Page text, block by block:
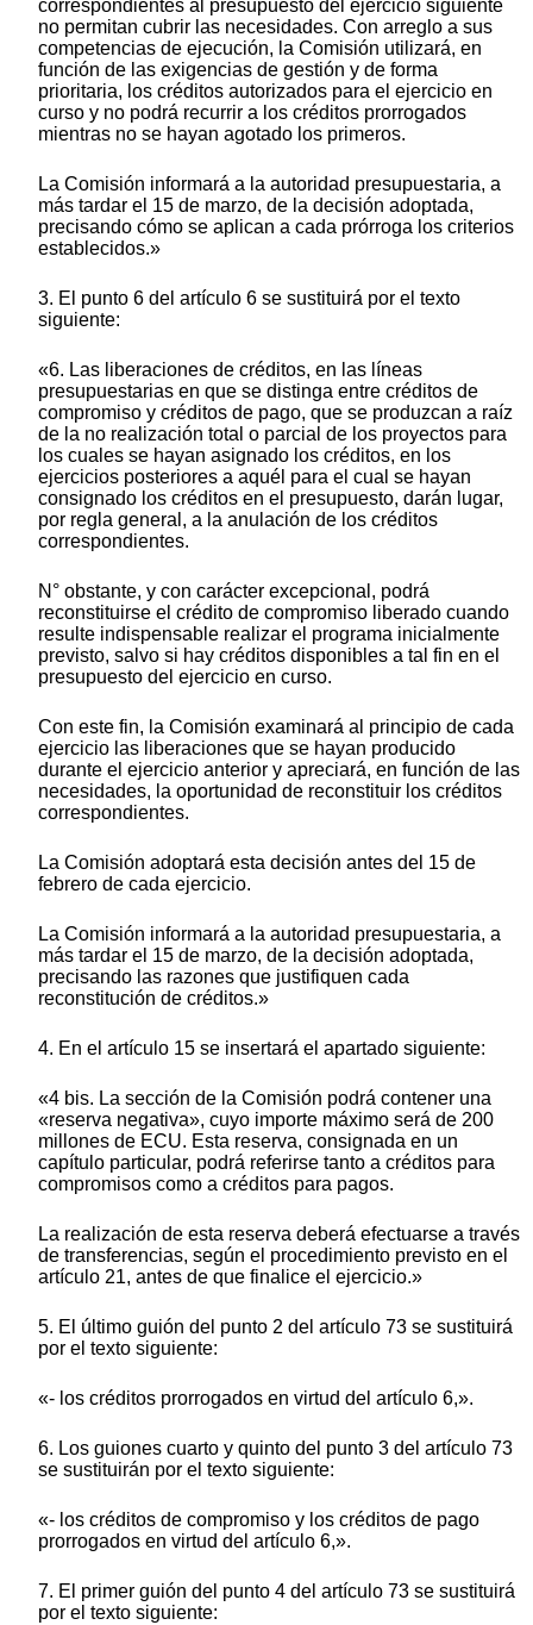
correspondientes al presupuesto del ejercicio siguiente
no permitan cubrir las necesidades. Con arreglo a sus
competencias de ejecución, la Comisión utilizará, en
función de las exigencias de gestión y de forma
prioritaria, los créditos autorizados para el ejercicio en
curso y no podrá recurrir a los créditos prorrogados
mientras no se hayan agotado los primeros.
La Comisión informará a la autoridad presupuestaria, a
más tardar el 15 de marzo, de la decisión adoptada,
precisando cómo se aplican a cada prórroga los criterios
establecidos.»
3. El punto 6 del artículo 6 se sustituirá por el texto
siguiente:
«6. Las liberaciones de créditos, en las líneas
presupuestarias en que se distinga entre créditos de
compromiso y créditos de pago, que se produzcan a raíz
de la no realización total o parcial de los proyectos para
los cuales se hayan asignado los créditos, en los
ejercicios posteriores a aquél para el cual se hayan
consignado los créditos en el presupuesto, darán lugar,
por regla general, a la anulación de los créditos
correspondientes.
N° obstante, y con carácter excepcional, podrá
reconstituirse el crédito de compromiso liberado cuando
resulte indispensable realizar el programa inicialmente
previsto, salvo si hay créditos disponibles a tal fin en el
presupuesto del ejercicio en curso.
Con este fin, la Comisión examinará al principio de cada
ejercicio las liberaciones que se hayan producido
durante el ejercicio anterior y apreciará, en función de las
necesidades, la oportunidad de reconstituir los créditos
correspondientes.
La Comisión adoptará esta decisión antes del 15 de
febrero de cada ejercicio.
La Comisión informará a la autoridad presupuestaria, a
más tardar el 15 de marzo, de la decisión adoptada,
precisando las razones que justifiquen cada
reconstitución de créditos.»
4. En el artículo 15 se insertará el apartado siguiente:
«4 bis. La sección de la Comisión podrá contener una
«reserva negativa», cuyo importe máximo será de 200
millones de ECU. Esta reserva, consignada en un
capítulo particular, podrá referirse tanto a créditos para
compromisos como a créditos para pagos.
La realización de esta reserva deberá efectuarse a través
de transferencias, según el procedimiento previsto en el
artículo 21, antes de que finalice el ejercicio.»
5. El último guión del punto 2 del artículo 73 se sustituirá
por el texto siguiente:
«- los créditos prorrogados en virtud del artículo 6,».
6. Los guiones cuarto y quinto del punto 3 del artículo 73
se sustituirán por el texto siguiente:
«- los créditos de compromiso y los créditos de pago
prorrogados en virtud del artículo 6,».
7. El primer guión del punto 4 del artículo 73 se sustituirá
por el texto siguiente: